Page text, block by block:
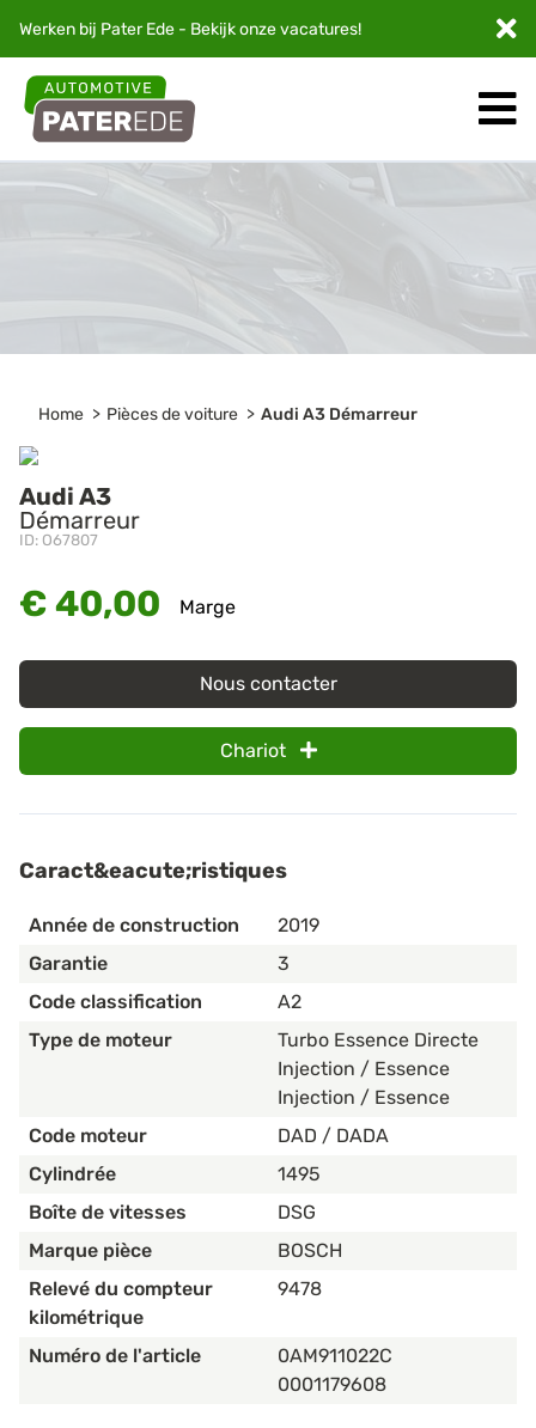
Werken bij Pater Ede - Bekijk onzevacatures!
Home Pièces de voiture Audi A3 Démarreur
Audi A3
Démarreur
ID: O67807
€ 40,00 Marge
Nous contacter
Chariot
Caract&eacute;ristiques
Année de construction
2019
Garantie
3
Code classification
A2
Type de moteur
Turbo Essence Directe
Injection / Essence
Injection / Essence
Code moteur
DAD / DADA
Cylindrée
1495
Boîte de vitesses
DSG
Marque pièce
BOSCH
Relevé du compteur
kilométrique
9478
Numéro de l'article
0AM911022C
0001179608